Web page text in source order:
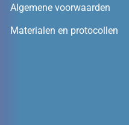
Algemene voorwaarden
Materialen en protocollen